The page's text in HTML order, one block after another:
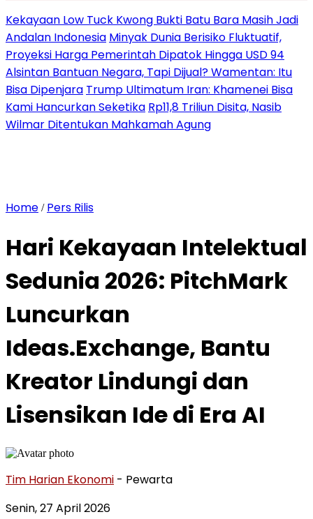
Kekayaan Low Tuck Kwong Bukti Batu Bara Masih Jadi
Andalan Indonesia Minyak Dunia Berisiko Fluktuatif,
Proyeksi Harga Pemerintah Dipatok Hingga USD 94
Alsintan Bantuan Negara, Tapi Dijual? Wamentan: Itu
Bisa Dipenjara Trump Ultimatum Iran: Khamenei Bisa
Kami Hancurkan Seketika Rp11,8 Triliun Disita, Nasib
Wilmar Ditentukan Mahkamah Agung
Home / Pers Rilis
Hari Kekayaan Intelektual
Sedunia 2026: PitchMark
Luncurkan
Ideas.Exchange, Bantu
Kreator Lindungi dan
Lisensikan Ide di Era AI
Tim Harian Ekonomi - Pewarta
Senin, 27 April 2026